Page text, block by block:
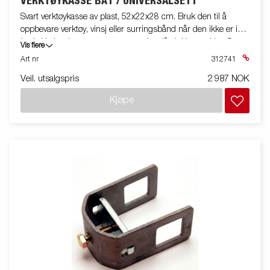
Svart verktøykasse av plast, 52x22x28 cm. Bruk den til å
oppbevare verktøy, vinsj eller surringsbånd når den ikke er i
bruk. Verktøykassen er utstyrt med en lås inkl. to nøkler. Settet
inkluderer brakett og monteringssett. Passer til båthengere og
Vis flere
Art nr
312741
Veil. utsalgspris 2 987 NOK
Kjøpe